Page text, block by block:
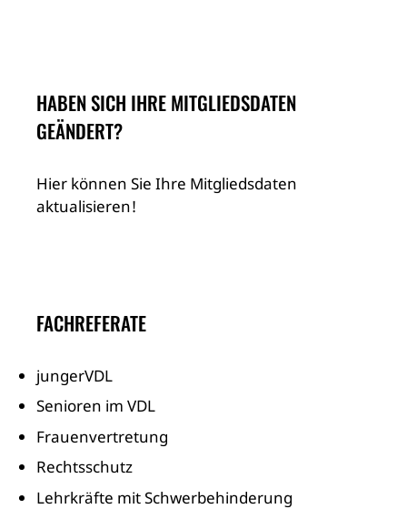
HABEN SICH IHRE MITGLIEDSDATEN
GEÄNDERT?
Hier können Sie Ihre Mitgliedsdaten
aktualisieren!
FACHREFERATE
jungerVDL
Senioren im VDL
Frauenvertretung
Rechtsschutz
Lehrkräfte mit Schwerbehinderung